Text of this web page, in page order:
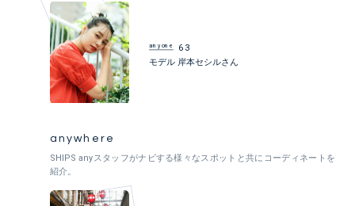
モデル 岸本セシルさん
anyone 63
anywhere
SHIPS anyスタッフがナビする様々なスポットと共にコーディネートを
紹介。